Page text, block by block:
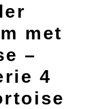
met
–
4